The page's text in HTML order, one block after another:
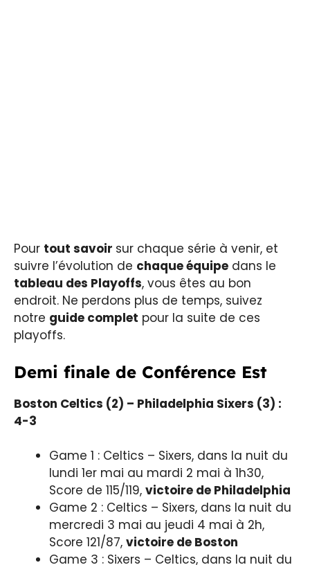
Pour tout savoir sur chaque série à venir, et
suivre l’évolution de chaque équipe dans le
tableau des Playoffs, vous êtes au bon
endroit. Ne perdons plus de temps, suivez
notre guide complet pour la suite de ces
playoffs.
Demi finale de Conférence Est
Boston Celtics (2) – Philadelphia Sixers (3) :
4-3
Game 1 : Celtics – Sixers, dans la nuit du
lundi 1er mai au mardi 2 mai à 1h30,
Score de 115/119, victoire de Philadelphia
Game 2 : Celtics – Sixers, dans la nuit du
mercredi 3 mai au jeudi 4 mai à 2h,
Score 121/87, victoire de Boston
Game 3 : Sixers – Celtics, dans la nuit du